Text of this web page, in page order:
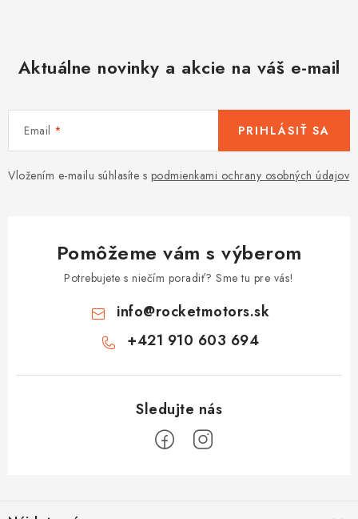
Aktuálne novinky a akcie na váš e-mail
Email
Vložením e-mailu súhlasíte s podmienkami ochrany osobných údajov
PRIHLÁSIŤ SA
Pomôžeme vám s výberom
Potrebujete s niečím poradiť? Sme tu pre vás!
info@rocketmotors.sk
+421 910 603 694